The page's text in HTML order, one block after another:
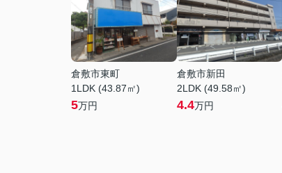
倉敷市東町
1LDK (43.87㎡)
5万円
倉敷市新田
2LDK (49.58㎡)
4.4万円